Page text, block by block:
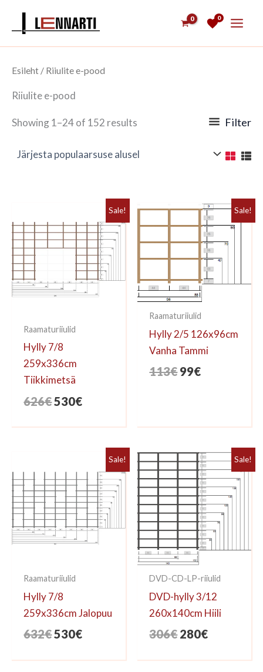
0
Esileht / Riiulite e-pood
Riiulite e-pood
Showing 1–24 of 152 results Filter
Sale!
Raamaturiiulid
Hylly 7/8
259x336cm
Tiikkimetsä
626€Algne
oli:
530€Praegune
on:
530€.
Sale!
Raamaturiiulid
Hylly 2/5 126x96cm
Vanha Tammi
113€Algne
99€Praegune
Sale!
Raamaturiiulid
Hylly 7/8
259x336cm Jalopuu
632€Algne
oli:
530€Praegune
on:
Sale!
DVD-CD-LP-riiulid
DVD-hylly 3/12
260x140cm Hiili
306€Algne
oli:
280€Praegune
on: